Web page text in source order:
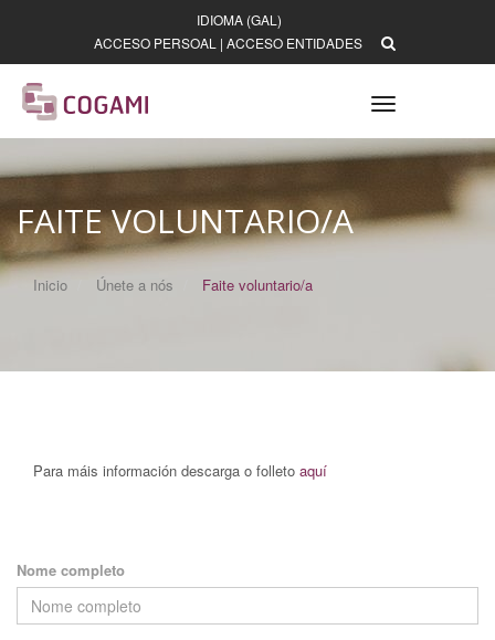
IDIOMA (GAL)
ACCESO PERSOAL | ACCESO ENTIDADES
Toggle
navigation
FAITE VOLUNTARIO/A
Inicio Únete a nós Faite voluntario/a
Para máis información descarga o folleto aquí
Nome completo